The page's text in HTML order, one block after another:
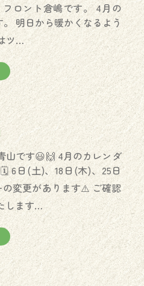
ロント倉嶋です。 4月の
明日から暖かくなるよう
ツ…
山です😃🙌 4月のカレンダ
6日(土)、18日(木)、25日
変更があります⚠️ ご確認
します…